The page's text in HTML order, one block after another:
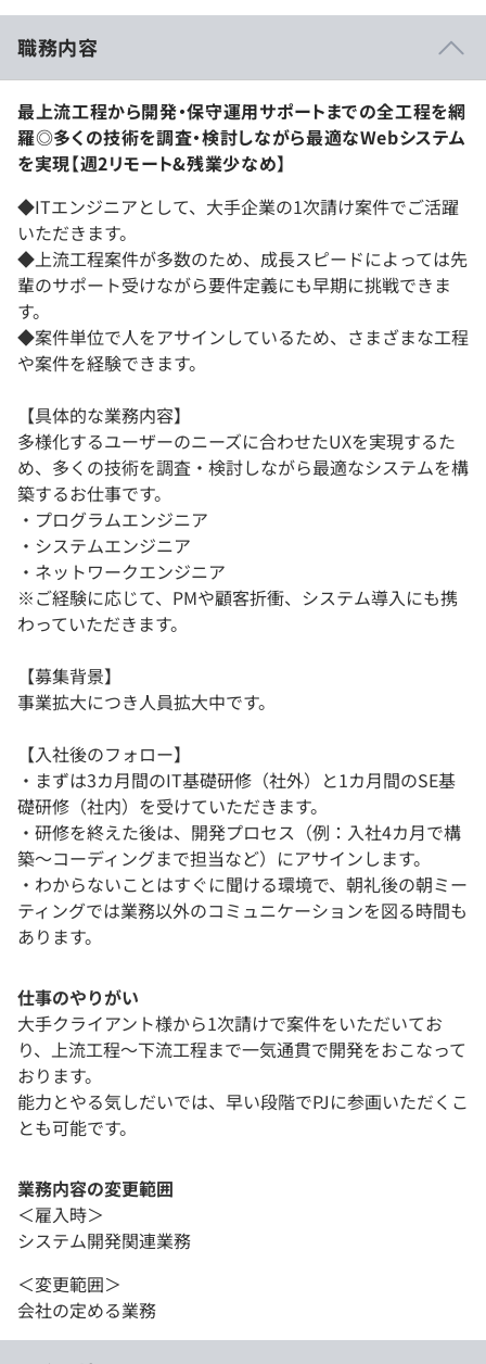
職務内容
最上流工程から開発・保守運用サポートまでの全工程を網
羅◎多くの技術を調査・検討しながら最適なWebシステム
を実現【週2リモート&残業少なめ】
◆ITエンジニアとして、大手企業の1次請け案件でご活躍
いただきます。
◆上流工程案件が多数のため、成長スピードによっては先
輩のサポート受けながら要件定義にも早期に挑戦できま
す。
◆案件単位で人をアサインしているため、さまざまな工程
や案件を経験できます。
【具体的な業務内容】
多様化するユーザーのニーズに合わせたUXを実現するた
め、多くの技術を調査・検討しながら最適なシステムを構
築するお仕事です。
・プログラムエンジニア
・システムエンジニア
・ネットワークエンジニア
※ご経験に応じて、PMや顧客折衝、システム導入にも携
わっていただきます。
【募集背景】
事業拡大につき人員拡大中です。
【入社後のフォロー】
・まずは3カ月間のIT基礎研修（社外）と1カ月間のSE基
礎研修（社内）を受けていただきます。
・研修を終えた後は、開発プロセス（例：入社4カ月で構
築～コーディングまで担当など）にアサインします。
・わからないことはすぐに聞ける環境で、朝礼後の朝ミー
ティングでは業務以外のコミュニケーションを図る時間も
あります。
仕事のやりがい
大手クライアント様から1次請けで案件をいただいてお
り、上流工程～下流工程まで一気通貫で開発をおこなって
おります。
能力とやる気しだいでは、早い段階でPJに参画いただくこ
とも可能です。
業務内容の変更範囲
＜雇入時＞
システム開発関連業務
＜変更範囲＞
会社の定める業務